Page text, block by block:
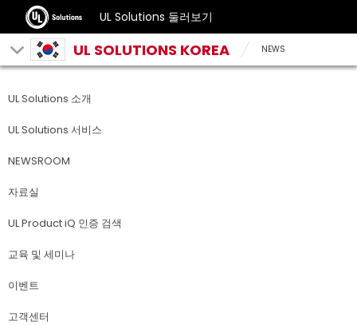
UL Solutions 둘러보기
UL SOLUTIONS KOREA NEWS
UL Solutions 소개
UL Solutions 서비스
NEWSROOM
자료실
UL Product iQ 인증 검색
교육 및 세미나
이벤트
고객센터